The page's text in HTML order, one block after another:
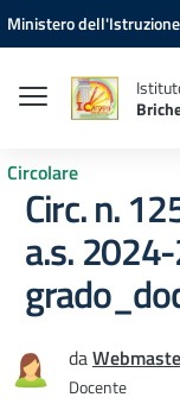
Vai ai contenuti
Vai al menu di
Vai al footer
Ministero
Circolare
Circ. n.
a.s.
da
Docente